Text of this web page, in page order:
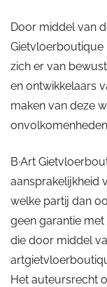
Door middel van
Gietvloerboutique
zich er van
en ontwikkelaars
maken van deze
B·Art
aansprakelijkheid
welke partij dan
geen garantie
die door middel
Het auteursrecht